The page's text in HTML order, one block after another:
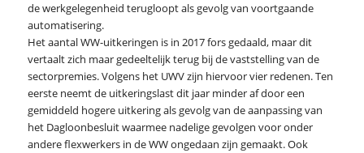
de werkgelegenheid terugloopt als gevolg van voortgaande
automatisering.
Het aantal WW-uitkeringen is in 2017 fors gedaald, maar dit
vertaalt zich maar gedeeltelijk terug bij de vaststelling van de
sectorpremies. Volgens het UWV zijn hiervoor vier redenen. Ten
eerste neemt de uitkeringslast dit jaar minder af door een
gemiddeld hogere uitkering als gevolg van de aanpassing van
het Dagloonbesluit waarmee nadelige gevolgen voor onder
andere flexwerkers in de WW ongedaan zijn gemaakt. Ook